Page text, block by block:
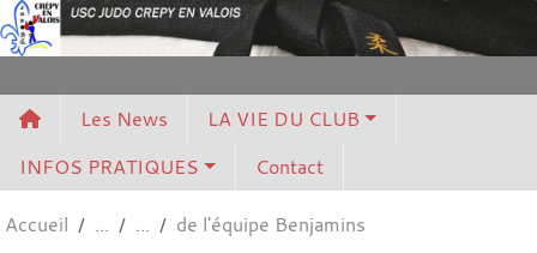
Les News
LA VIE DU CLUB
INFOS PRATIQUES
Contact
Accueil de l'équipe Benjamins
Panneau de gestion des cookies